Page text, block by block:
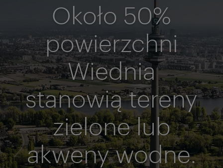
Około 50%
powierzchni
Wiednia
stanowią tereny
zielone lub
akweny wodne.